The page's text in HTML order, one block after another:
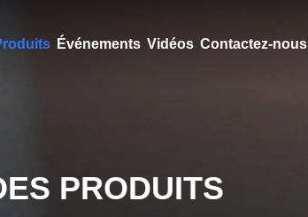
Événements Vidéos Contactez-nous
PRODUITS